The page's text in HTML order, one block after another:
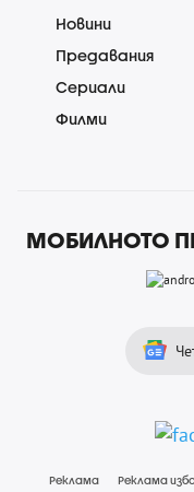
Новини
Предавания
Сериали
Филми
МОБИЛНОТО
Реклама Реклама